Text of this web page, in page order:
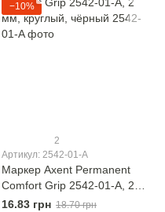
−10%
2
Артикул: 2542-01-A
Маркер Axent Permanent
Comfort Grip 2542-01-A, 2
мм, круглый, чёрный
16.83 грн 18.70 грн